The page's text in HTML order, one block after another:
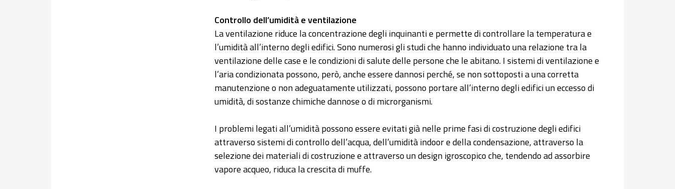
Controllo dell’umidità e ventilazione
La ventilazione riduce la concentrazione degli inquinanti e permette di controllare la temperatura e
l’umidità all’interno degli edifici. Sono numerosi gli studi che hanno individuato una relazione tra la
ventilazione delle case e le condizioni di salute delle persone che le abitano. I sistemi di ventilazione e
l’aria condizionata possono, però, anche essere dannosi perché, se non sottoposti a una corretta
manutenzione o non adeguatamente utilizzati, possono portare all’interno degli edifici un eccesso di
umidità, di sostanze chimiche dannose o di microrganismi.
I problemi legati all’umidità possono essere evitati già nelle prime fasi di costruzione degli edifici
attraverso sistemi di controllo dell’acqua, dell’umidità indoor e della condensazione, attraverso la
selezione dei materiali di costruzione e attraverso un design igroscopico che, tendendo ad assorbire
vapore acqueo, riduca la crescita di muffe.